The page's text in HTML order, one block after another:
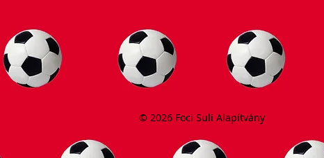
© 2026 Foci Suli Alapítvány